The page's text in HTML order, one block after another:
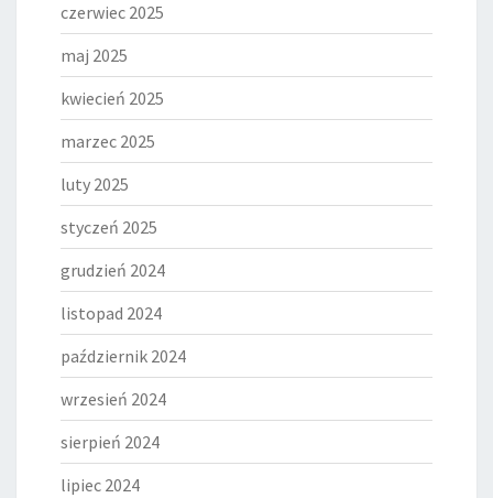
czerwiec 2025
maj 2025
kwiecień 2025
marzec 2025
luty 2025
styczeń 2025
grudzień 2024
listopad 2024
październik 2024
wrzesień 2024
sierpień 2024
lipiec 2024